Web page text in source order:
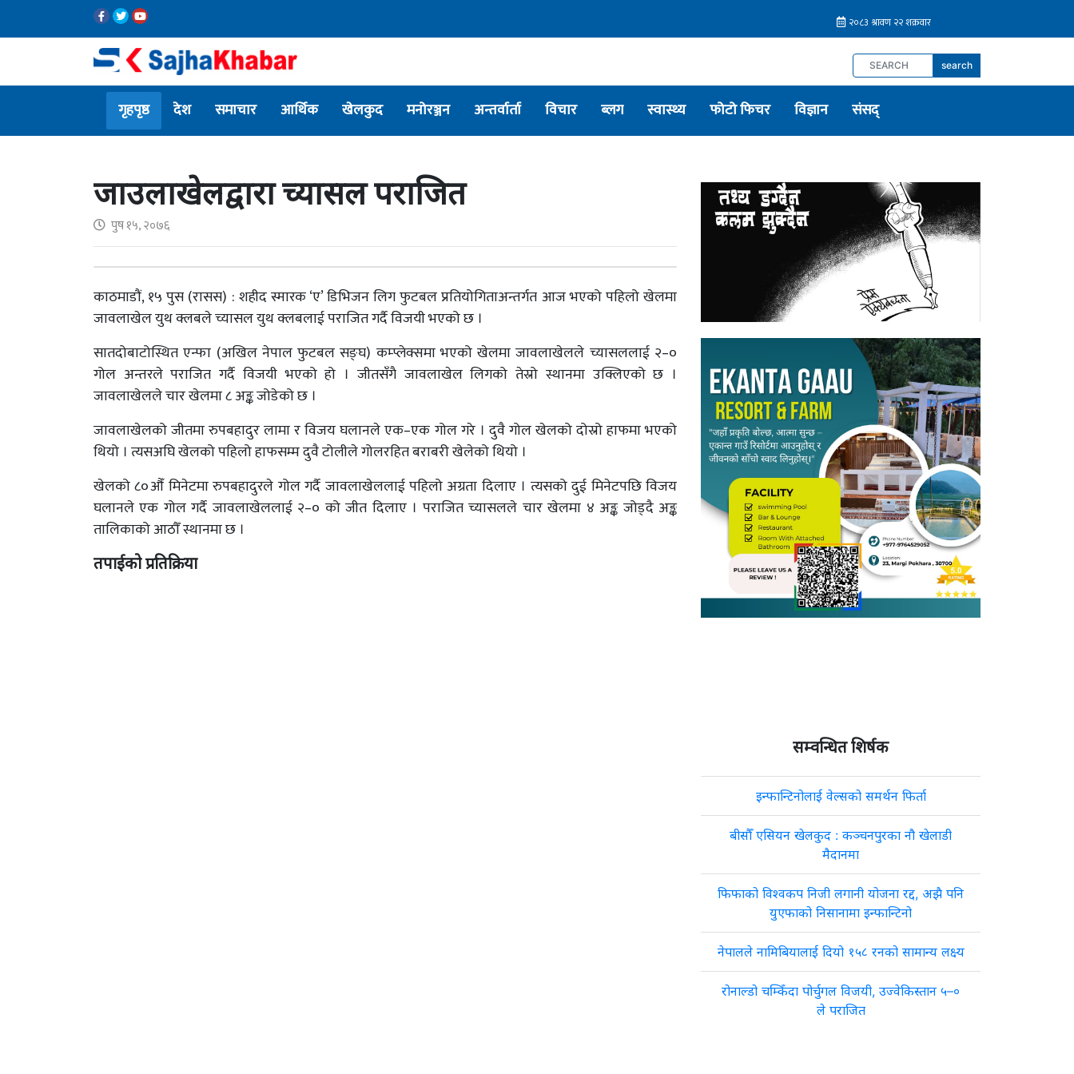
search
गृहपृष्ठ देश समाचार आर्थिक खेलकुद मनोरञ्जन अन्तर्वार्ता विचार ब्लग स्वास्थ्य फोटो फिचर विज्ञान संसद्
जाउलाखेलद्वारा च्यासल पराजित
पुष १५, २०७६
काठमाडौं, १५ पुस (रासस) : शहीद स्मारक ‘ए’ डिभिजन लिग फुटबल प्रतियोगिताअन्तर्गत आज भएको पहिलो खेलमा
जावलाखेल युथ क्लबले च्यासल युथ क्लबलाई पराजित गर्दै विजयी भएको छ ।
सातदोबाटोस्थित एन्फा (अखिल नेपाल फुटबल सङ्घ) कम्प्लेक्समा भएको खेलमा जावलाखेलले च्यासललाई २–०
गोल अन्तरले पराजित गर्दै विजयी भएको हो । जीतसँगै जावलाखेल लिगको तेस्रो स्थानमा उक्लिएको छ ।
जावलाखेलले चार खेलमा ८ अङ्क जोडेको छ ।
जावलाखेलको जीतमा रुपबहादुर लामा र विजय घलानले एक–एक गोल गरे । दुवै गोल खेलको दोस्रो हाफमा भएको
थियो । त्यसअघि खेलको पहिलो हाफसम्म दुवै टोलीले गोलरहित बराबरी खेलेको थियो ।
खेलको ८०औँ मिनेटमा रुपबहादुरले गोल गर्दै जावलाखेललाई पहिलो अग्रता दिलाए । त्यसको दुई मिनेटपछि विजय
घलानले एक गोल गर्दै जावलाखेललाई २–० को जीत दिलाए । पराजित च्यासलले चार खेलमा ४ अङ्क जोड्दै अङ्क
तालिकाको आठौँ स्थानमा छ ।
तपाईको प्रतिक्रिया
सम्वन्धित शिर्षक
इन्फान्टिनोलाई वेल्सको समर्थन फिर्ता
बीसौँ एसियन खेलकुद : कञ्चनपुरका नौ खेलाडी
मैदानमा
फिफाको विश्वकप निजी लगानी योजना रद्द, अझै पनि
युएफाको निसानामा इन्फान्टिनो
नेपालले नामिबियालाई दियो १५८ रनको सामान्य लक्ष्य
रोनाल्डो चम्किँदा पोर्चुगल विजयी, उज्वेकिस्तान ५–०
ले पराजित